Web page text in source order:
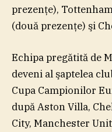
prezenţe),
(două prezenţe) şi
Echipa pregătită de
deveni al şaptelea
Cupa Campionilor
după Aston Villa,
City, Manchester